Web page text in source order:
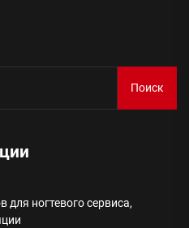
Поиск
для ногтевого сервиса,